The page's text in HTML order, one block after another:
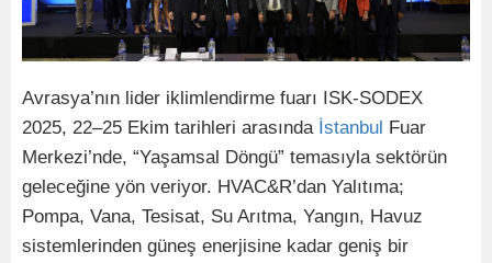
Avrasya’nın lider iklimlendirme fuarı ISK-SODEX
2025, 22–25 Ekim tarihleri arasında İstanbul Fuar
Merkezi’nde, “Yaşamsal Döngü” temasıyla sektörün
geleceğine yön veriyor. HVAC&R’dan Yalıtıma;
Pompa, Vana, Tesisat, Su Arıtma, Yangın, Havuz
sistemlerinden güneş enerjisine kadar geniş bir